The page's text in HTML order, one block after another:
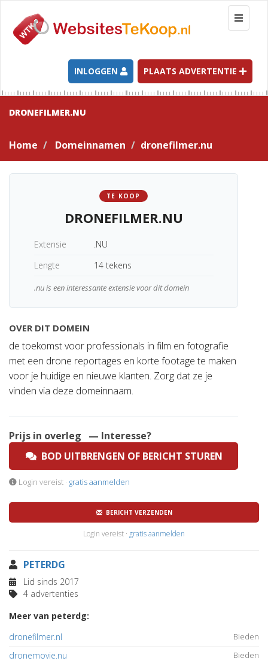
T
o
g
l
e
n
a
t
INLOGGEN PLAATS ADVERTENTIE
DRONEFILMER.NU
Home Domeinnamen dronefilmer.nu
TE KOOP
DRONEFILMER.NU
Extensie
.NU
Lengte
14 tekens
.nu is een interessante extensie voor dit domein
OVER DIT DOMEIN
de toekomst voor professionals in film en fotografie
met een drone reportages en korte footage te maken
voor je huidige en nieuwe klanten. Zorg dat ze je
vinden via deze domeinnaam.
Prijs in overleg
— Interesse?
BOD UITBRENGEN OF BERICHT STUREN
Login vereist · gratis aanmelden
BERICHT VERZENDEN
Login vereist · gratis aanmelden
PETERDG
Lid sinds 2017
4 advertenties
Meer van peterdg:
dronefilmer.nl
Bieden
dronemovie.nu Bieden